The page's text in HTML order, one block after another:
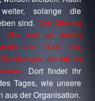
solange die
sind. Von Montag
Uhr und an jedem
um 19.00 Uhr,
die wir im
Dort findet ihr
Tages, wie unsere
aus der Organisation.